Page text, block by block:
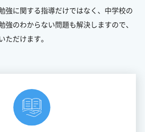
強に関する指導だけではなく、中学校の
強のわからない問題も解決しますので、
ただけます。